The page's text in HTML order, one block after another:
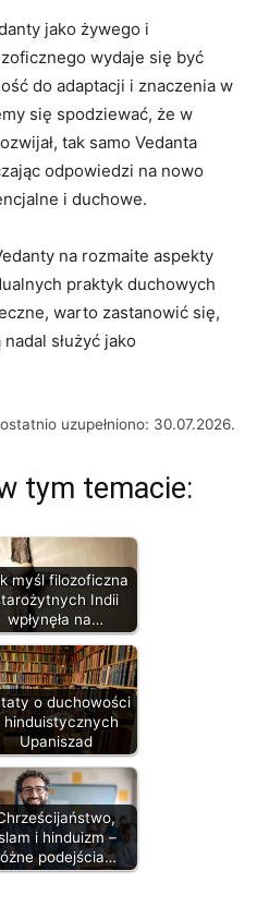
jako żywego i
wydaje się być
do adaptacji i znaczenia w
się spodziewać, że w
tak samo Vedanta
odpowiedzi na nowo
i duchowe.
na rozmaite aspekty
praktyk duchowych
warto zastanowić się,
służyć jako
uzupełniono: 30.07.2026.
tym temacie:
myśl filozoficzna
Indii
wpłynęła na…
o duchowości
hinduistycznych
Upaniszad
i hinduizm –
podejścia…